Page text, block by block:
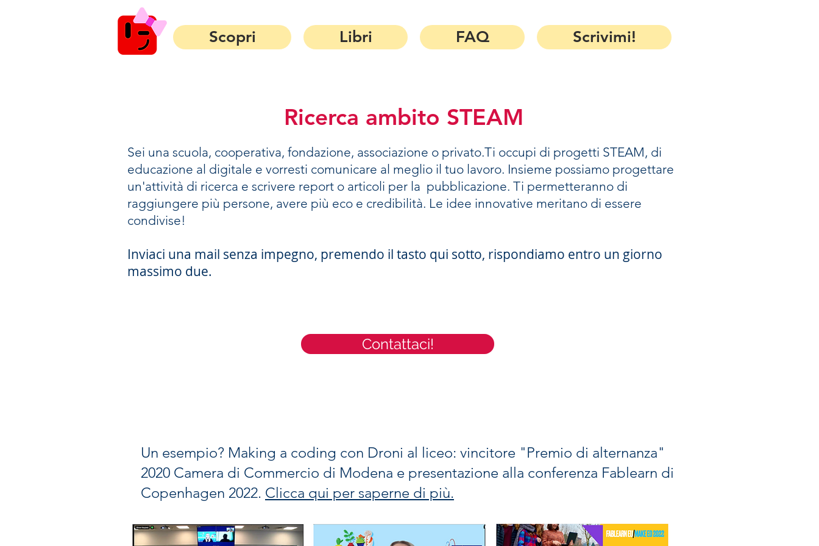
Scopri Libri FAQ Scrivimi!
Ricerca ambito STEAM
Sei una scuola, cooperativa, fondazione, associazione o privato.Ti occupi di progetti STEAM, di
educazione al digitale e vorresti comunicare al meglio il tuo lavoro. Insieme possiamo progettare
un'attività di ricerca e scrivere report o articoli per la pubblicazione. Ti permetteranno di
raggiungere più persone, avere più eco e credibilità. Le idee innovative meritano di essere
condivise!
Inviaci una mail senza impegno, premendo il tasto qui sotto, rispondiamo entro un giorno
massimo due.
Contattaci!
Un esempio? Making a coding con Droni al liceo: vincitore "Premio di alternanza"
2020 Camera di Commercio di Modena e presentazione alla conferenza Fablearn di
Copenhagen 2022. Clicca qui per saperne di più.